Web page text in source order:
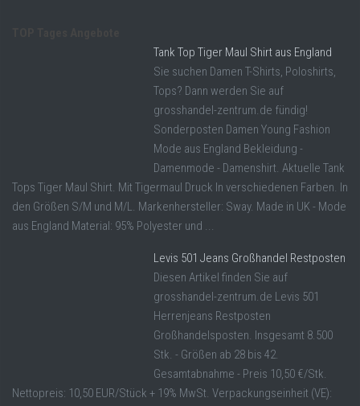
Tank Top Tiger Maul Shirt aus England
Sie suchen Damen T-Shirts, Poloshirts,
Tops? Dann werden Sie auf
grosshandel-zentrum.de fündig!
Sonderposten Damen Young Fashion
Mode aus England Bekleidung -
Damenmode - Damenshirt. Aktuelle Tank
Tops Tiger Maul Shirt. Mit Tigermaul Druck In verschiedenen Farben. In
den Größen S/M und M/L. Markenhersteller: Sway. Made in UK - Mode
aus England Material: 95% Polyester und ...
Levis 501 Jeans Großhandel Restposten
Diesen Artikel finden Sie auf
grosshandel-zentrum.de Levis 501
Herrenjeans Restposten
Großhandelsposten. Insgesamt 8.500
Stk. - Größen ab 28 bis 42.
Gesamtabnahme - Preis 10,50 €/Stk.
Nettopreis: 10,50 EUR/Stück + 19% MwSt. Verpackungseinheit (VE):